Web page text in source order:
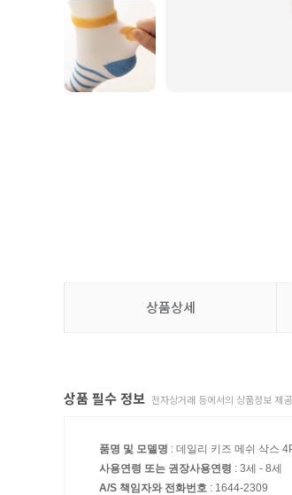
상품상세
상품 필수 정보 전자상거래 등에서의 상품정보 제
품명 및 모델명 : 데일리 키즈 메쉬 삭스
사용연령 또는 권장사용연령 : 3세 - 8세
A/S 책임자와 전화번호 : 1644-2309